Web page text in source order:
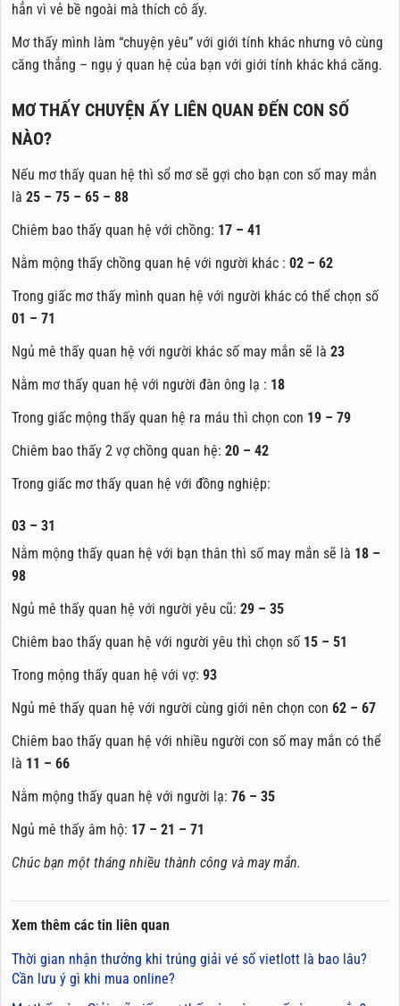
hẳn vì vẻ bề ngoài mà thích cô ấy.
Mơ thấy mình làm “chuyện yêu” với giới tính khác nhưng vô cùng
căng thẳng – ngụ ý quan hệ của bạn với giới tính khác khá căng.
MƠ THẤY CHUYỆN ẤY LIÊN QUAN ĐẾN CON SỐ
NÀO?
Nếu mơ thấy quan hệ thì sổ mơ sẽ gợi cho bạn con số may mắn
là 25 – 75 – 65 – 88
Chiêm bao thấy quan hệ với chồng: 17 – 41
Nằm mộng thấy chồng quan hệ với người khác : 02 – 62
Trong giấc mơ thấy mình quan hệ với người khác có thể chọn số
01 – 71
Ngủ mê thấy quan hệ với người khác số may mắn sẽ là 23
Nằm mơ thấy quan hệ với người đàn ông lạ : 18
Trong giấc mộng thấy quan hệ ra máu thì chọn con 19 – 79
Chiêm bao thấy 2 vợ chồng quan hệ: 20 – 42
Trong giấc mơ thấy quan hệ với đồng nghiệp:
03 – 31
Nằm mộng thấy quan hệ với bạn thân thì số may mắn sẽ là 18 –
98
Ngủ mê thấy quan hệ với người yêu cũ: 29 – 35
Chiêm bao thấy quan hệ với người yêu thì chọn số 15 – 51
Trong mộng thấy quan hệ với vợ: 93
Ngủ mê thấy quan hệ với người cùng giới nên chọn con 62 – 67
Chiêm bao thấy quan hệ với nhiều người con số may mắn có thể
là 11 – 66
Nằm mộng thấy quan hệ với người lạ: 76 – 35
Ngủ mê thấy âm hộ: 17 – 21 – 71
Chúc bạn một tháng nhiều thành công và may mắn.
Xem thêm các tin liên quan
Thời gian nhận thưởng khi trúng giải vé số vietlott là bao lâu?
Cần lưu ý gì khi mua online?